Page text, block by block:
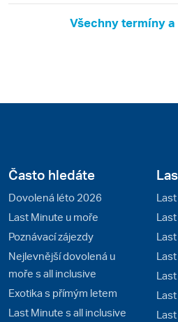
Všechny termíny
Často hledáte
Dovolená léto 2026
Last Minute u moře
Poznávací zájezdy
Nejlevnější dovolená u
moře s all inclusive
Exotika s přímým letem
Last Minute s all inclusive